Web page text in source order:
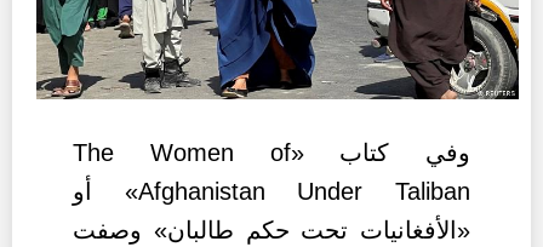
وفي كتاب «The Women of
Afghanistan Under Taliban» أو
«الأفغانيات تحت حكم طالبان» وصفت